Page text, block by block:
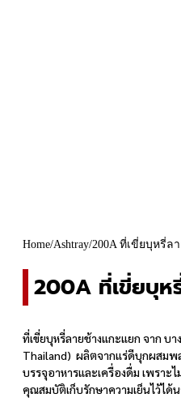
Home/Ashtray/200A ที่เขี่ยบุหรี่ล
200A ที่เขี่ยบุห
ที่เขี่ยบุหรี่ลายช้างแกะแยก จาก บ
Thailand) ผลิตจากแร่ดีบุกผสมพ
บรรจุอาหารและเครื่องดื่ม เพราะ
คุณสมบัติเก็บรักษาความเย็นไว้ได้